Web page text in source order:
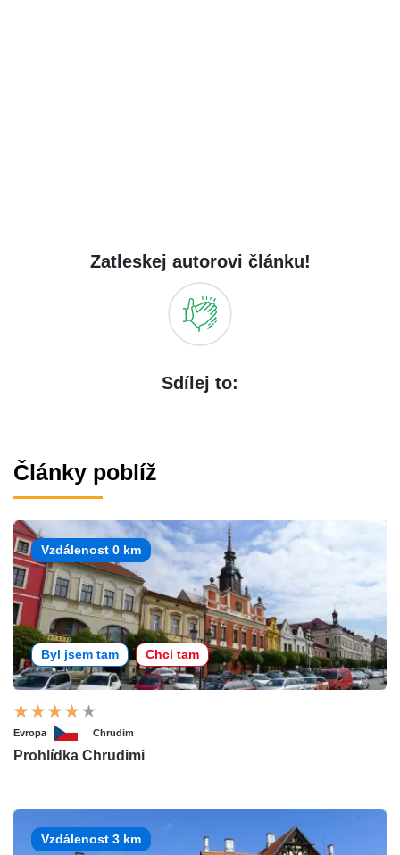
Zatleskej autorovi článku!
Sdílej to:
Články poblíž
Vzdálenost 0 km
Byl jsem tam Chci tam
Evropa Chrudim
Prohlídka Chrudimi
Vzdálenost 3 km